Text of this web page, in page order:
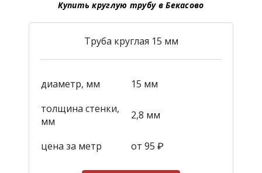
Купить круглую трубу в Бекасово
Труба круглая 15 мм
диаметр, мм
15 мм
толщина стенки,
мм
2,8 мм
цена за метр от 95 ₽